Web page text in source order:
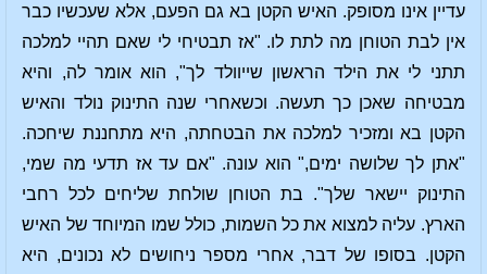
עדיין אינו מסופק. האיש הקטן בא גם הפעם, אלא שעכשיו כבר
אין לבת הטוחן מה לתת לו. "אז תבטיחי לי שאם תהיי למלכה
תתני לי את הילד הראשון שייוולד לך", הוא אומר לה, והיא
מבטיחה שאכן כך תעשה. וכשאחרי שנה התינוק נולד והאיש
הקטן בא ומזכיר למלכה את הבטחתה, היא מתחננת שיחכה.
"אתן לך שלושה ימים," הוא עונה. "אם עד אז תדעי מה שמי,
התינוק יישאר שלך". בת הטוחן שולחת שליחים לכל רחבי
הארץ. עליה למצוא את כל השמות, כולל שמו המיוחד של האיש
הקטן. בסופו של דבר, אחרי מספר ניחושים לא נכונים, היא